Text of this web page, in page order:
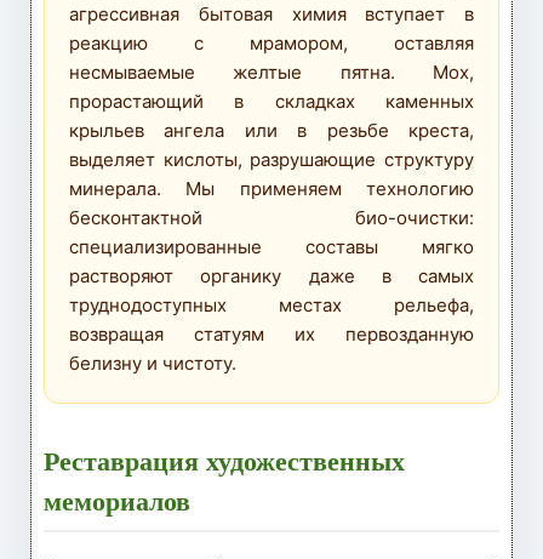
агрессивная бытовая химия вступает в
реакцию с мрамором, оставляя
несмываемые желтые пятна. Мох,
прорастающий в складках каменных
крыльев ангела или в резьбе креста,
выделяет кислоты, разрушающие структуру
минерала. Мы применяем технологию
бесконтактной био-очистки:
специализированные составы мягко
растворяют органику даже в самых
труднодоступных местах рельефа,
возвращая статуям их первозданную
белизну и чистоту.
Реставрация художественных
мемориалов